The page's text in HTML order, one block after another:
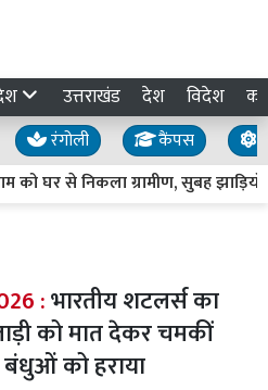
उत्तराखंड देश विदेश
रंगोली कैंपस
को घर से निकला ग्रामीण, सुबह
:भारतीय शटलर्स का
को मात देकर चमकीं
बंधुओं को हराया